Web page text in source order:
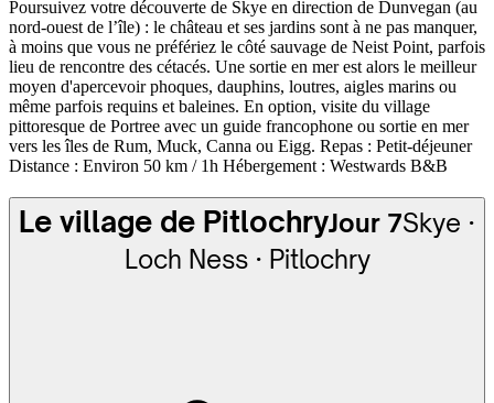
Poursuivez votre découverte de Skye en direction de Dunvegan (au
nord-ouest de l’île) : le château et ses jardins sont à ne pas manquer,
à moins que vous ne préfériez le côté sauvage de Neist Point, parfois
lieu de rencontre des cétacés. Une sortie en mer est alors le meilleur
moyen d'apercevoir phoques, dauphins, loutres, aigles marins ou
même parfois requins et baleines. En option, visite du village
pittoresque de Portree avec un guide francophone ou sortie en mer
vers les îles de Rum, Muck, Canna ou Eigg. Repas : Petit-déjeuner
Distance : Environ 50 km / 1h Hébergement : Westwards B&B
Le village de PitlochryJour 7Skye ·
Loch Ness · Pitlochry